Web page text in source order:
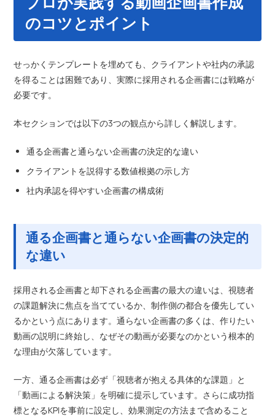
のコツとポイント
せっかくテンプレートを埋めても、クライアントや社内の承認
を得ることは困難であり、実際に採用される企画書には戦略が
必要です。
本セクションでは以下の3つの観点から詳しく解説します。
通る企画書と通らない企画書の決定的な違い
クライアントを説得する数値根拠の示し方
社内承認を得やすい企画書の構成術
通る企画書と通らない企画書の決定的
な違い
採用される企画書と却下される企画書の最大の違いは、視聴者
の課題解決に焦点を当てているか、制作側の都合を優先してい
るかという点にあります。通らない企画書の多くは、作りたい
動画の説明に終始し、なぜその動画が必要なのかという根本的
な理由が欠落しています。
一方、通る企画書は必ず「視聴者が抱える具体的な課題」と
「動画による解決策」を明確に提示しています。さらに成功指
標となるKPIを事前に設定し、効果測定の方法まで含めること